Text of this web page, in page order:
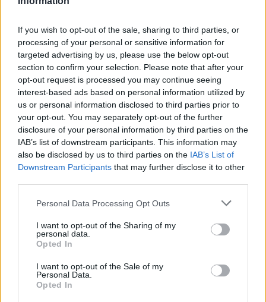
If you wish to opt-out of the sale, sharing to third parties, or
processing of your personal or sensitive information for
targeted advertising by us, please use the below opt-out
section to confirm your selection. Please note that after your
opt-out request is processed you may continue seeing
interest-based ads based on personal information utilized by
us or personal information disclosed to third parties prior to
your opt-out. You may separately opt-out of the further
disclosure of your personal information by third parties on the
IAB’s list of downstream participants. This information may
also be disclosed by us to third parties on the IAB’s List of
Downstream Participants that may further disclose it to other
Please note that this website/app uses one or more Google
not limited to your visit or usage behaviour. You may click to
grant or deny consent to Google and its third-party tags to
use your data for below specified purposes in below Google
consent section.
Personal Data Processing Opt Outs
I want to opt-out of the Sharing of my
personal data.
Opted In
I want to opt-out of the Sale of my
Personal Data.
Opted In
νέο ευρωπαϊκό τεστ των δαπανών. Ως ιδιαίτερης
σημασίας κρίνεται καιη ορολογία που θα
χρησιμοποιήσει ο οίκος γιατί από εκεί θα φανεί
αν χτίζεται έδαφος για την επόμενη
προγραμματισμένη αξιολόγηση της
23.10.2026.
ΔΙΑΦΗΜΙΣΗ